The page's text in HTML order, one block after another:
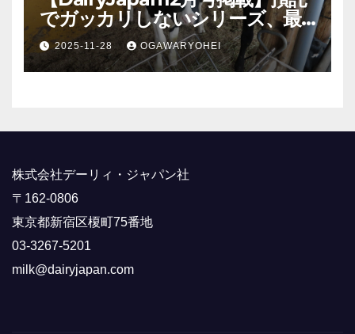
でガッカリしないシリーズ、最
終回！
2025-11-28 OGAWARYOHEI
株式会社デーリィ・ジャパン社
〒162-0806
東京都新宿区榎町75番地
03-3267-5201
milk@dairyjapan.com